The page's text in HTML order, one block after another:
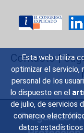
Esta web utiliza
optimizar el servicio,
personal de los
lo dispuesto en el
de julio, de servicios
comercio
datos estadísticos
Contacto|
Preguntas